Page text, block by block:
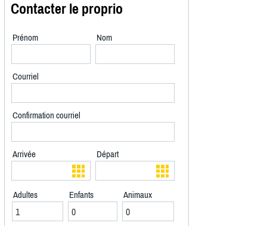
Contacter le proprio
Prénom Nom
Courriel
Confirmation courriel
Arrivée Départ
Adultes Enfants Animaux